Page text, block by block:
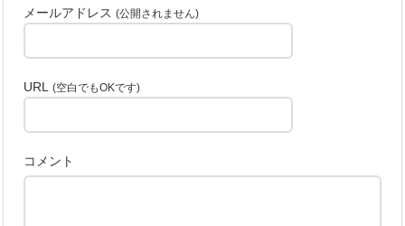
メールアドレス(公開されません)
URL(空白でもOKです)
コメント